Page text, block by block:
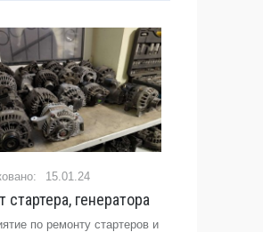
15.01.24
стартера, генератора
по ремонту стартеров и